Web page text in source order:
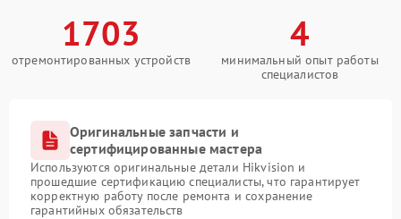
1703
отремонтированных устройств
4
минимальный опыт работы
специалистов
Оригинальные запчасти и
сертифицированные мастера
Используются оригинальные детали Hikvision и
прошедшие сертификацию специалисты, что гарантирует
корректную работу после ремонта и сохранение
гарантийных обязательств